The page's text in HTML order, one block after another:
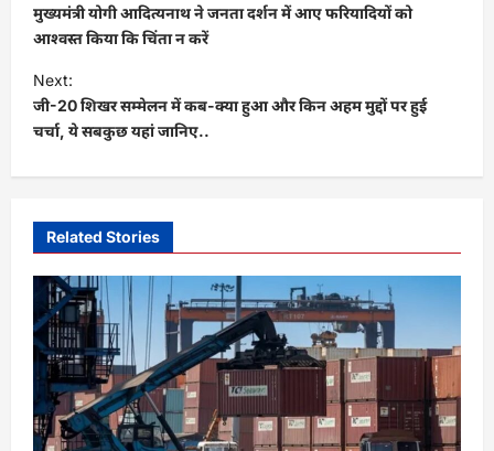
o
s
t
n
a
v
g
a
t
i
o
n
मुख्यमंत्री योगी आदित्यनाथ ने जनता दर्शन में आए फरियादियों को
आश्वस्त किया कि चिंता न करें
Next:
जी-20 शिखर सम्मेलन में कब-क्या हुआ और किन अहम मुद्दों पर हुई
चर्चा, ये सबकुछ यहां जानिए..
Related Stories